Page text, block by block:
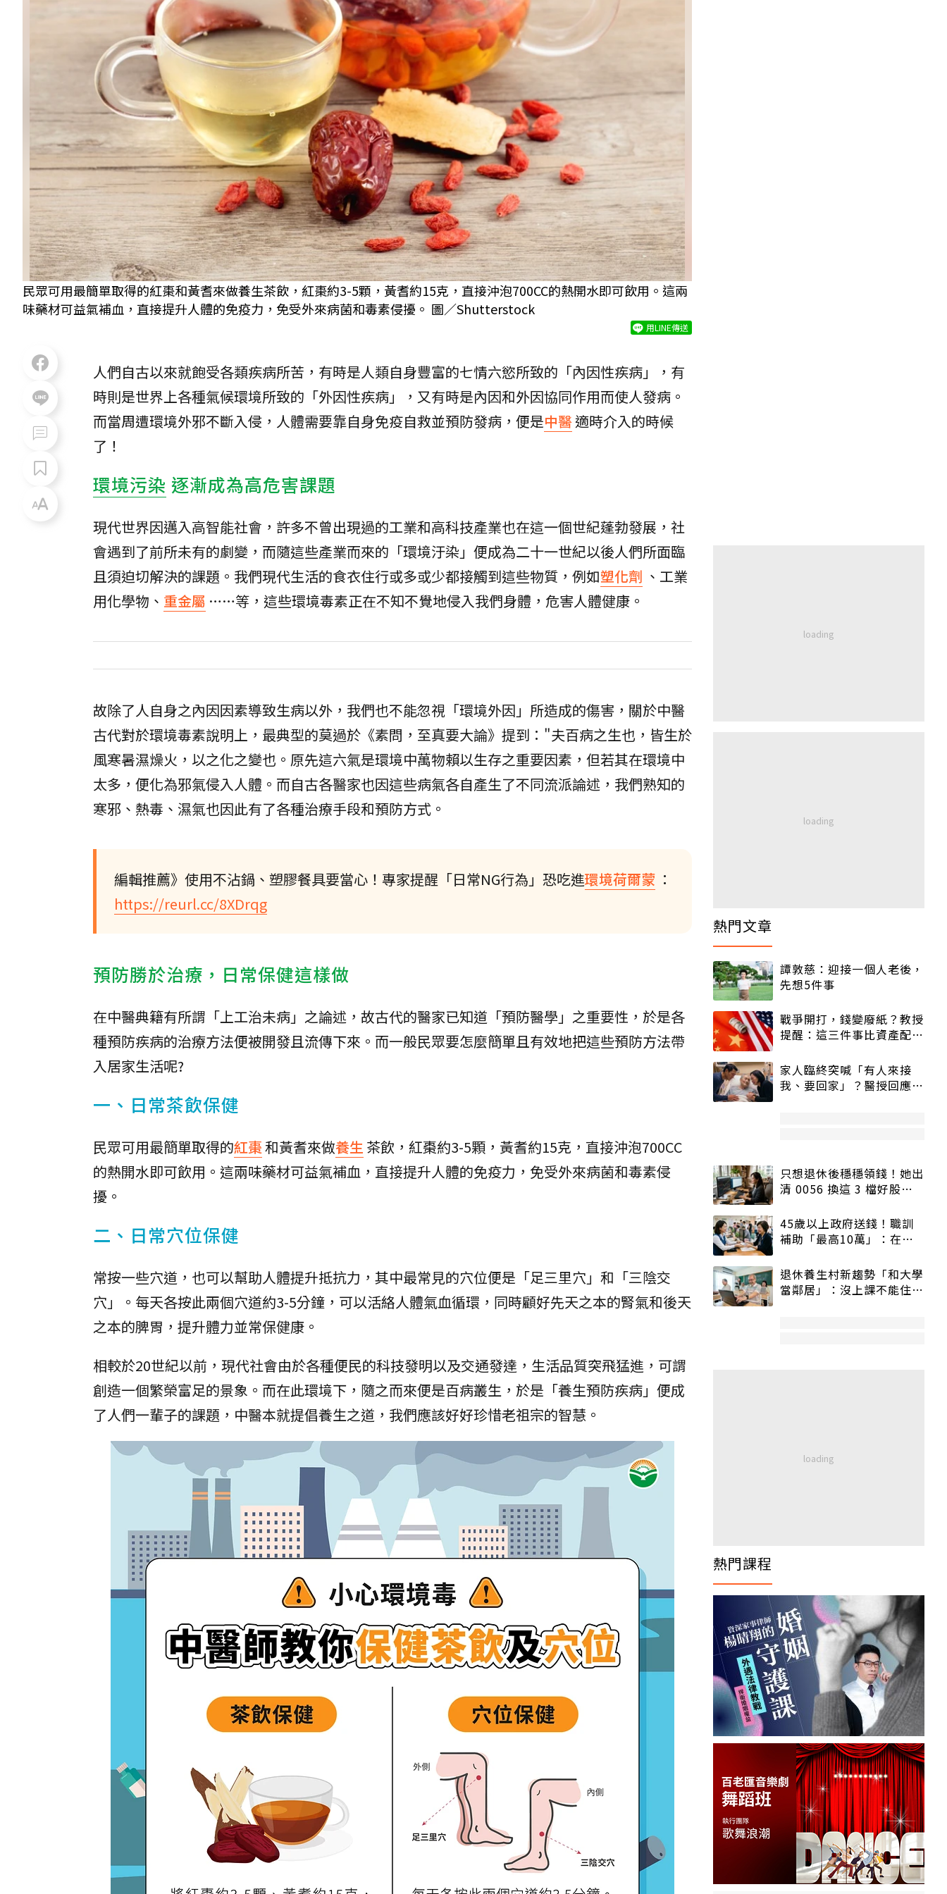
民眾可用最簡單取得的紅棗和黃耆來做養生茶飲，紅棗約3-5顆，黃耆約15克，直接沖泡700CC的熱開水即可飲用。這兩
味藥材可益氣補血，直接提升人體的免疫力，免受外來病菌和毒素侵擾。 圖／Shutterstock
用LINE傳送
人們自古以來就飽受各類疾病所苦，有時是人類自身豐富的七情六慾所致的「內因性疾病」，有
時則是世界上各種氣候環境所致的「外因性疾病」，又有時是內因和外因協同作用而使人發病。
而當周遭環境外邪不斷入侵，人體需要靠自身免疫自救並預防發病，便是中醫適時介入的時候
了！
環境污染 逐漸成為高危害課題
現代世界因邁入高智能社會，許多不曾出現過的工業和高科技產業也在這一個世紀蓬勃發展，社
會遇到了前所未有的劇變，而隨這些產業而來的「環境汙染」便成為二十一世紀以後人們所面臨
且須迫切解決的課題。我們現代生活的食衣住行或多或少都接觸到這些物質，例如塑化劑 、工業
用化學物、 重金屬 ……等，這些環境毒素正在不知不覺地侵入我們身體，危害人體健康。
故除了人自身之內因因素導致生病以外，我們也不能忽視「環境外因」所造成的傷害，關於中醫
古代對於環境毒素說明上，最典型的莫過於《素問，至真要大論》提到："夫百病之生也，皆生於
風寒暑濕燥火，以之化之變也。原先這六氣是環境中萬物賴以生存之重要因素，但若其在環境中
太多，便化為邪氣侵入人體。而自古各醫家也因這些病氣各自產生了不同流派論述，我們熟知的
寒邪、熱毒、濕氣也因此有了各種治療手段和預防方式。
編輯推薦》使用不沾鍋、塑膠餐具要當心！專家提醒「日常NG行為」恐吃進環境荷爾蒙 ：
https://reurl.cc/8XDrqg
預防勝於治療，日常保健這樣做
在中醫典籍有所謂「上工治未病」之論述，故古代的醫家已知道「預防醫學」之重要性，於是各
種預防疾病的治療方法便被開發且流傳下來。而一般民眾要怎麼簡單且有效地把這些預防方法帶
入居家生活呢?
一、日常茶飲保健
民眾可用最簡單取得的紅棗和黃耆來做養生 茶飲，紅棗約3-5顆，黃耆約15克，直接沖泡700CC
的熱開水即可飲用。這兩味藥材可益氣補血，直接提升人體的免疫力，免受外來病菌和毒素侵
擾。
二、日常穴位保健
常按一些穴道，也可以幫助人體提升抵抗力，其中最常見的穴位便是「足三里穴」和「三陰交
穴」。每天各按此兩個穴道約3-5分鐘，可以活絡人體氣血循環，同時顧好先天之本的腎氣和後天
之本的脾胃，提升體力並常保健康。
相較於20世紀以前，現代社會由於各種便民的科技發明以及交通發達，生活品質突飛猛進，可謂
創造一個繁榮富足的景象。而在此環境下，隨之而來便是百病叢生，於是「養生預防疾病」便成
了人們一輩子的課題，中醫本就提倡養生之道，我們應該好好珍惜老祖宗的智慧。
熱門文章
譚敦慈：迎接一個人老後，
先想5件事
戰爭開打，錢變廢紙？教授
提醒：這三件事比資產配置
家人臨終突喊「有人來接
我、要回家」？醫授回應方
只想退休後穩穩領錢！她出
清 0056 換這 3 檔好股：
45歲以上政府送錢！職訓
補助「最高10萬」：在
退休養生村新趨勢「和大學
當鄰居」：沒上課不能住、
熱門課程